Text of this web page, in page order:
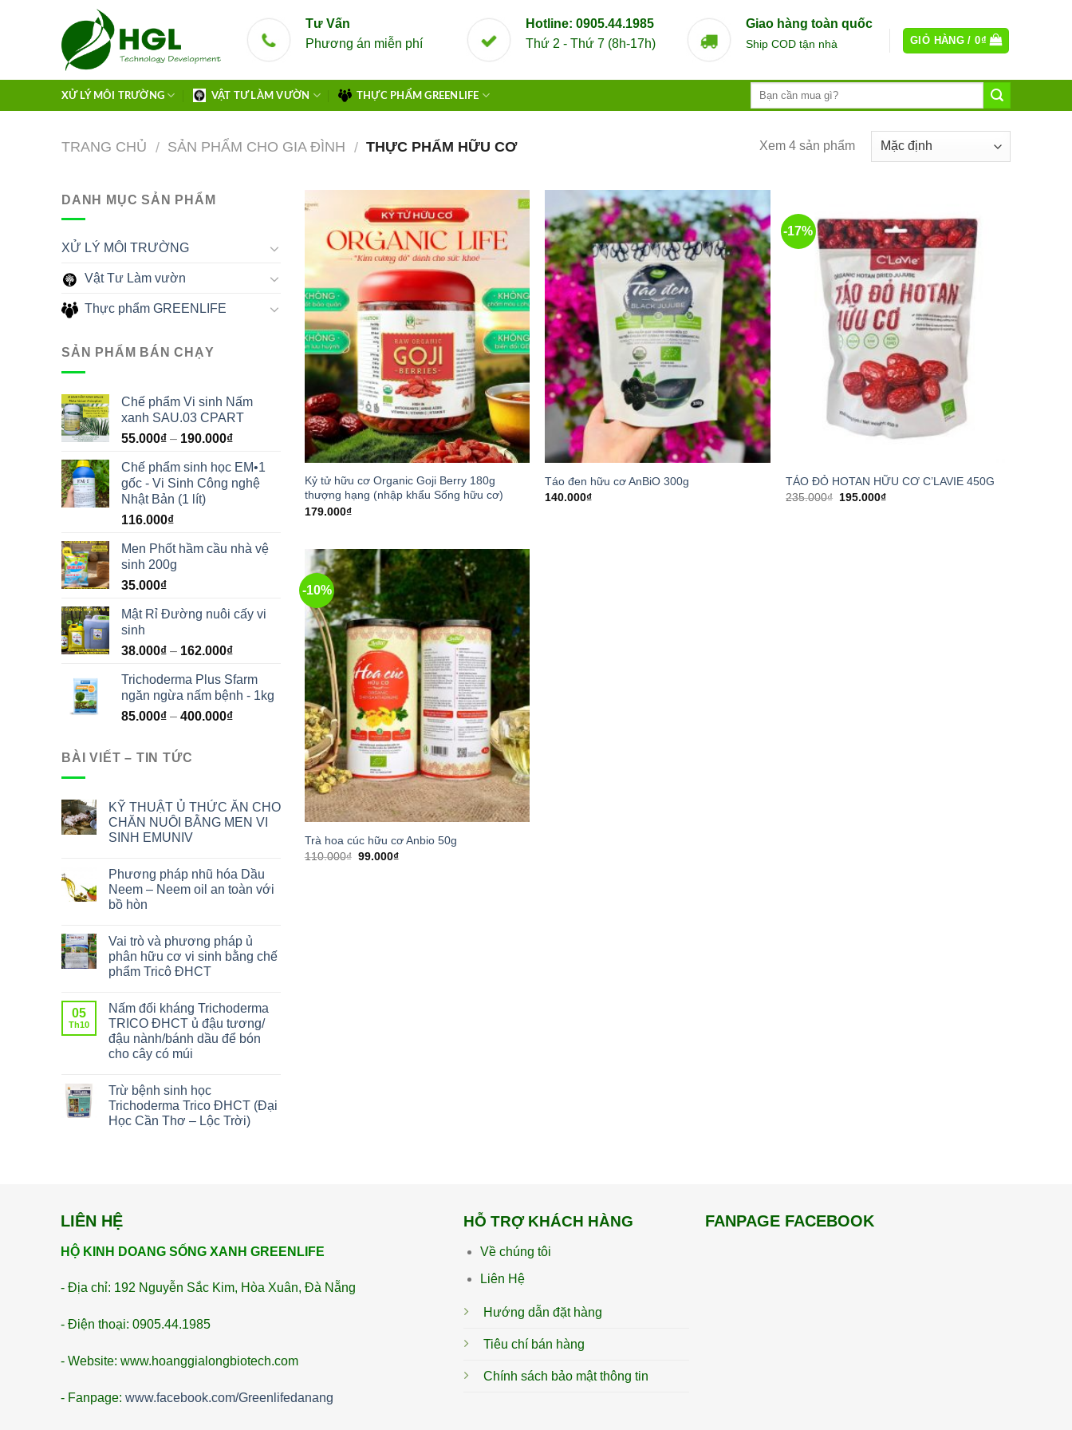
Tư Vấn
Phương án miễn phí
Hotline: 0905.44.1985
Thứ 2 - Thứ 7 (8h-17h)
Giao hàng toàn quốc
Ship COD tận nhà GIỎ HÀNG /0₫
XỬ LÝ MÔI TRƯỜNG VẬT TƯ LÀM VƯỜN THỰC PHẨM GREENLIFE
TRANG CHỦ / SẢN PHẨM CHO GIA ĐÌNH / THỰC PHẨM HỮU CƠ Xem 4 sản phẩm
DANH MỤC SẢN PHẨM
XỬ LÝ MÔI TRƯỜNG
Vật Tư Làm vườn
Thực phẩm GREENLIFE
SẢN PHẨM BÁN CHẠY
Chế phẩm Vi sinh Nấm
xanh SAU.03 CPART
55.000₫ – 190.000₫
Chế phẩm sinh học EM•1
gốc - Vi Sinh Công nghệ
Nhật Bản (1 lít)
116.000₫
Men Phốt hầm cầu nhà vệ
sinh 200g
35.000₫
Mật Rỉ Đường nuôi cấy vi
sinh
38.000₫ – 162.000₫
Trichoderma Plus Sfarm
ngăn ngừa nấm bệnh - 1kg
85.000₫ – 400.000₫
BÀI VIẾT – TIN TỨC
KỸ THUẬT Ủ THỨC ĂN CHO
CHĂN NUÔI BẰNG MEN VI
SINH EMUNIV
Phương pháp nhũ hóa Dầu
Neem – Neem oil an toàn với
bồ hòn
Vai trò và phương pháp ủ
phân hữu cơ vi sinh bằng chế
phẩm Tricô ĐHCT
05
Th10
Nấm đối kháng Trichoderma
TRICO ĐHCT ủ đậu tương/
đậu nành/bánh dầu để bón
cho cây có múi
Trừ bệnh sinh học
Trichoderma Trico ĐHCT (Đại
Học Cần Thơ – Lộc Trời)
Kỷ tử hữu cơ Organic Goji Berry 180g
thượng hạng (nhập khẩu Sống hữu cơ)
179.000₫
Táo đen hữu cơ AnBiO 300g
140.000₫
-17%
TÁO ĐỎ HOTAN HỮU CƠ C’LAVIE 450G
235.000₫ 195.000₫
-10%
Trà hoa cúc hữu cơ Anbio 50g
110.000₫ 99.000₫
LIÊN HỆ
HỘ KINH DOANG SỐNG XANH GREENLIFE
- Địa chỉ: 192 Nguyễn Sắc Kim, Hòa Xuân, Đà Nẵng
- Điện thoại: 0905.44.1985
- Website: www.hoanggialongbiotech.com
- Fanpage: www.facebook.com/Greenlifedanang
HỖ TRỢ KHÁCH HÀNG
Về chúng tôi
Liên Hệ
Hướng dẫn đặt hàng
Tiêu chí bán hàng
Chính sách bảo mật thông tin
FANPAGE FACEBOOK